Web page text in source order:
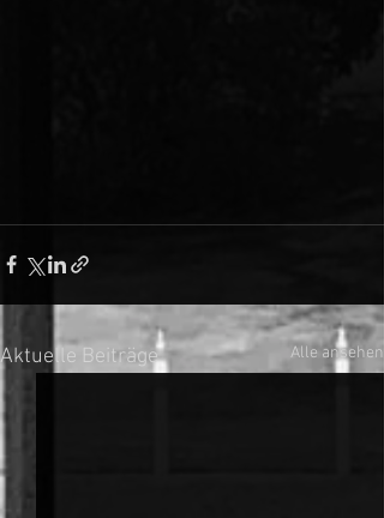
Aktuelle Beiträge Alle ansehen